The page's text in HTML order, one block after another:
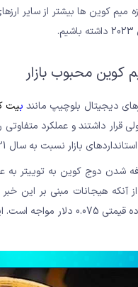
دیجیتال بلوچیپ مانند بیت
قرار داشتند و عملکرد
بازار نسبت به سال 2021، بوده است.
شدن دوج کوین به توییتر
هیجانات مبنی بر این